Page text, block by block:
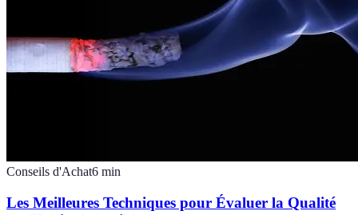
Conseils d'Achat6 min
Les Meilleures Techniques pour Évaluer la Qualité